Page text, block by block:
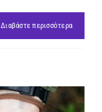
Διαβάστε περισσότερα